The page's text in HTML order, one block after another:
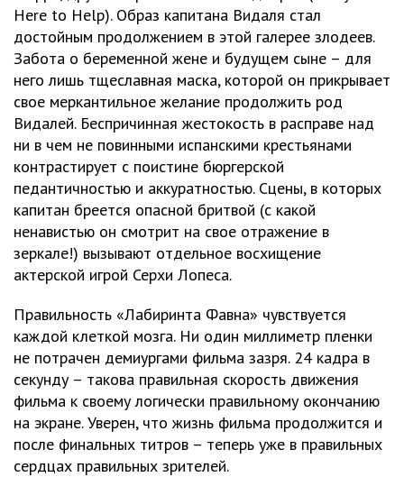
Here to Help). Образ капитана Видаля стал
достойным продолжением в этой галерее злодеев.
Забота о беременной жене и будущем сыне – для
него лишь тщеславная маска, которой он прикрывает
свое меркантильное желание продолжить род
Видалей. Беспричинная жестокость в расправе над
ни в чем не повинными испанскими крестьянами
контрастирует с поистине бюргерской
педантичностью и аккуратностью. Сцены, в которых
капитан бреется опасной бритвой (с какой
ненавистью он смотрит на свое отражение в
зеркале!) вызывают отдельное восхищение
актерской игрой Серхи Лопеса.
Правильность «Лабиринта Фавна» чувствуется
каждой клеткой мозга. Ни один миллиметр пленки
не потрачен демиургами фильма зазря. 24 кадра в
секунду – такова правильная скорость движения
фильма к своему логически правильному окончанию
на экране. Уверен, что жизнь фильма продолжится и
после финальных титров – теперь уже в правильных
сердцах правильных зрителей.